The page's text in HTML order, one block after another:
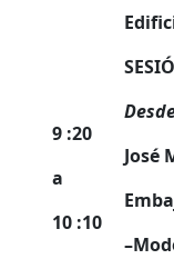
9 :20
a
10 :10
José
–